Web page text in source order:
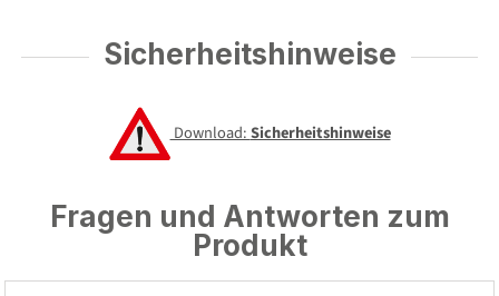
Sicherheitshinweise
Download:Sicherheitshinweise
Fragen und Antworten zum
Produkt